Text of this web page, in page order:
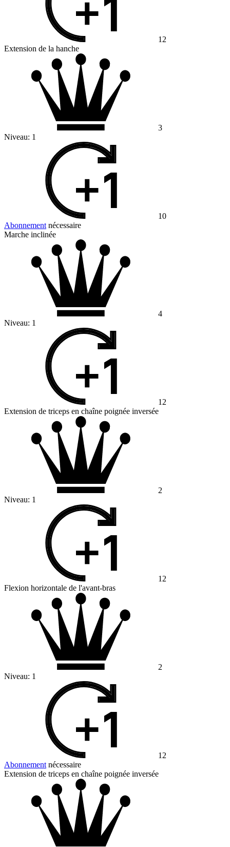
12
Extension de la hanche
3
Niveau: 1
10
Abonnement nécessaire
Marche inclinée
4
Niveau: 1
12
Extension de triceps en chaîne poignée inversée
2
Niveau: 1
12
Flexion horizontale de l'avant-bras
2
Niveau: 1
12
Abonnement nécessaire
Extension de triceps en chaîne poignée inversée